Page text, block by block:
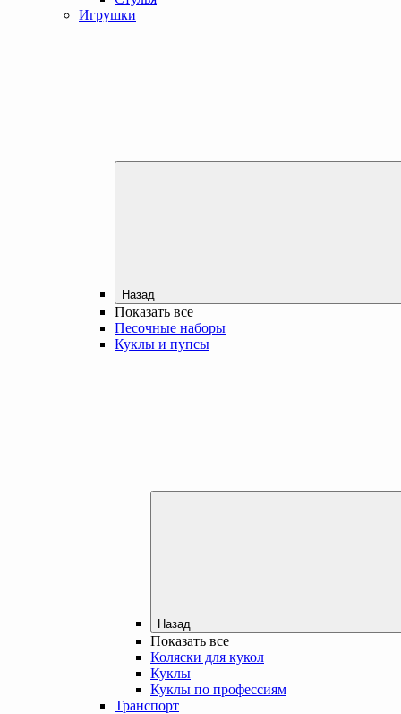
Игрушки
Назад
Показать все
Песочные наборы
Куклы и пупсы
Назад
Показать все
Коляски для кукол
Куклы
Куклы по профессиям
Транспорт